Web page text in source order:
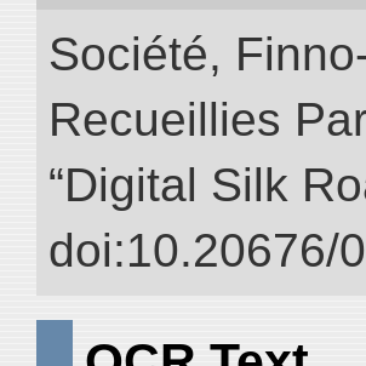
Société,
Recueillies
“Digital Silk
doi:10.20676/